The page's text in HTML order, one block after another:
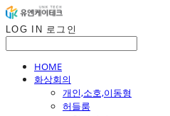
LOG IN 로그인
HOME
화상회의
개인,소호,이동형
허들룸